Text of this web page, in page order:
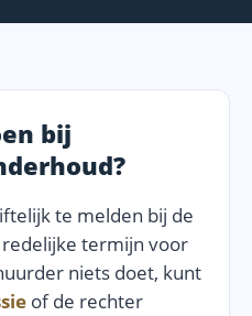
bij
te melden bij de
termijn voor
niets doet, kunt
of de rechter